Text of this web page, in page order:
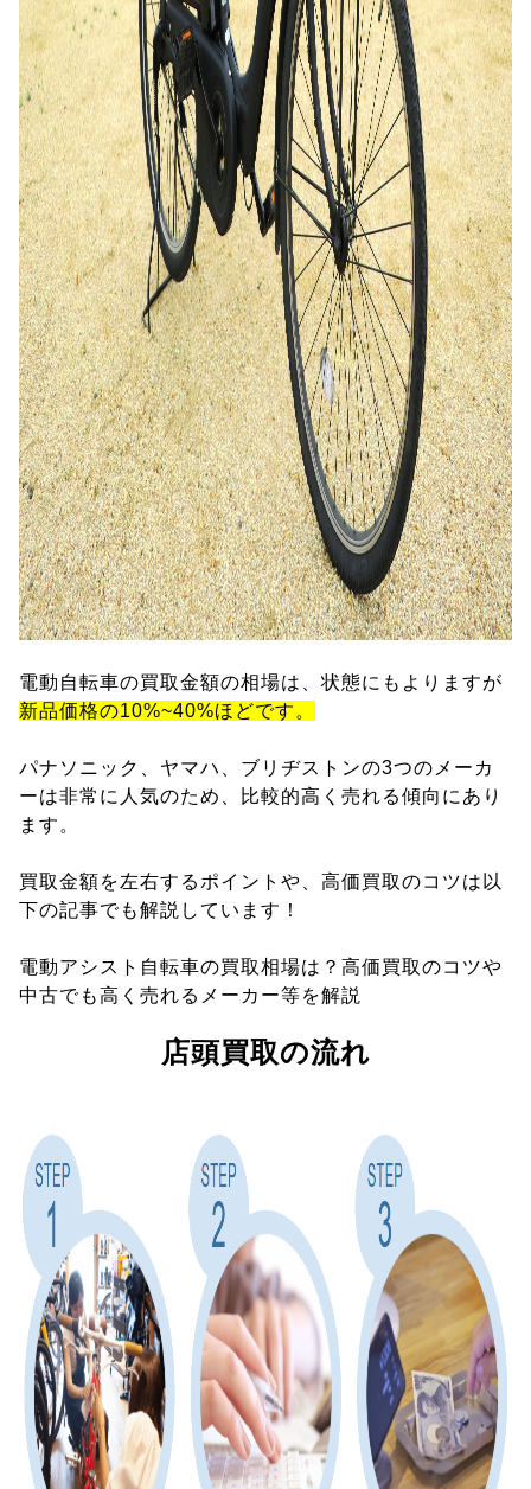
電動自転車の買取金額の相場は、状態にもよりますが
新品価格の10%~40%ほどです。
パナソニック、ヤマハ、ブリヂストンの3つのメーカ
ーは非常に人気のため、比較的高く売れる傾向にあり
ます。
買取金額を左右するポイントや、高価買取のコツは以
下の記事でも解説しています！
電動アシスト自転車の買取相場は？高価買取のコツや
中古でも高く売れるメーカー等を解説
店頭買取の流れ